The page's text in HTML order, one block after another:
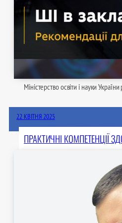
Міністерство освіти і науки
22 КВІТНЯ 2025
ПРАКТИЧНІ КОМПЕТЕНЦІЇ